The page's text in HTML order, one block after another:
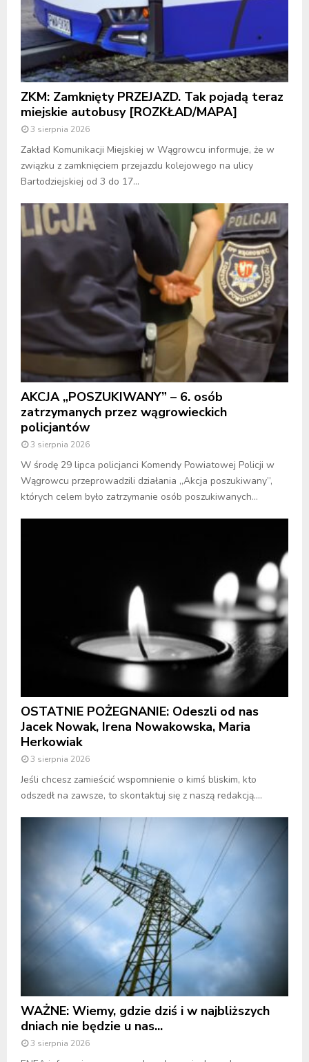
ZKM: Zamknięty PRZEJAZD. Tak pojadą teraz
miejskie autobusy [ROZKŁAD/MAPA]
3 sierpnia 2026
Zakład Komunikacji Miejskiej w Wągrowcu informuje, że w
związku z zamknięciem przejazdu kolejowego na ulicy
Bartodziejskiej od 3 do 17...
AKCJA „POSZUKIWANY” – 6. osób
zatrzymanych przez wągrowieckich
policjantów
3 sierpnia 2026
W środę 29 lipca policjanci Komendy Powiatowej Policji w
Wągrowcu przeprowadzili działania „Akcja poszukiwany”,
których celem było zatrzymanie osób poszukiwanych...
OSTATNIE POŻEGNANIE: Odeszli od nas
Jacek Nowak, Irena Nowakowska, Maria
Herkowiak
3 sierpnia 2026
Jeśli chcesz zamieścić wspomnienie o kimś bliskim, kto
odszedł na zawsze, to skontaktuj się z naszą redakcją....
WAŻNE: Wiemy, gdzie dziś i w najbliższych
dniach nie będzie u nas...
3 sierpnia 2026